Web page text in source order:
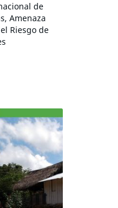
de
Amenaza
Riesgo de